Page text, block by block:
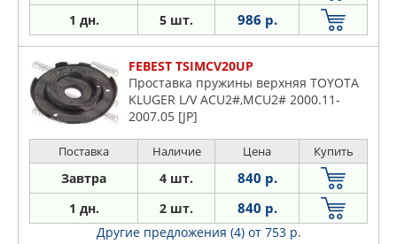
1 дн. 5 шт. 986 р.
FEBEST TSIMCV20UP
Проставка пружины верхняя TOYOTA
KLUGER L/V ACU2#,MCU2# 2000.11-
2007.05 [JP]
Поставка Наличие Цена Купить
Завтра 4 шт. 840 р.
1 дн. 2 шт. 840 р.
Другие предложения (4) от 753 р.